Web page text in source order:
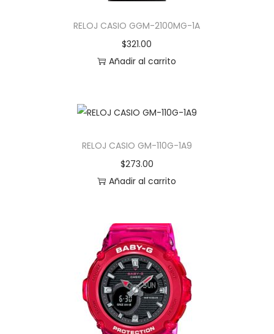
RELOJ CASIO GGM-2100MG-1A
$321.00
Añadir al carrito
RELOJ CASIO GM-110G-1A9
$273.00
Añadir al carrito